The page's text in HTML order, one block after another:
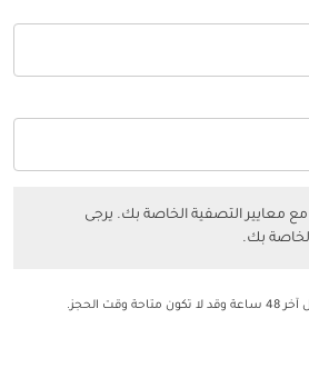
معايير التصفية الخاصة بك. يرجى
بك.
الحجز.